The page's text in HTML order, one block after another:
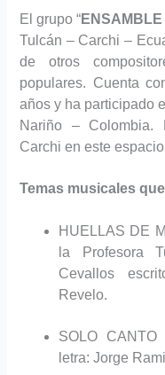
El grupo “
Tulcán – Carchi –
de otros
populares. Cuenta
años y ha participado
Nariño – Colombia.
Carchi en este
Temas musicales
HUELLAS DE
la Profesora
Cevallos
Revelo.
SOLO CANTO
letra: Jorge